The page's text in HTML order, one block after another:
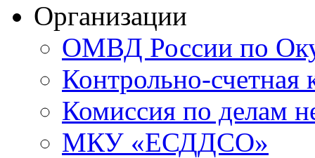
Организации
ОМВД России по
Контрольно-счетная
Комиссия по делам
МКУ «ЕСДДСО»